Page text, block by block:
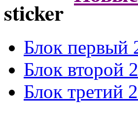
Блок первый
Блок второй
Блок третий